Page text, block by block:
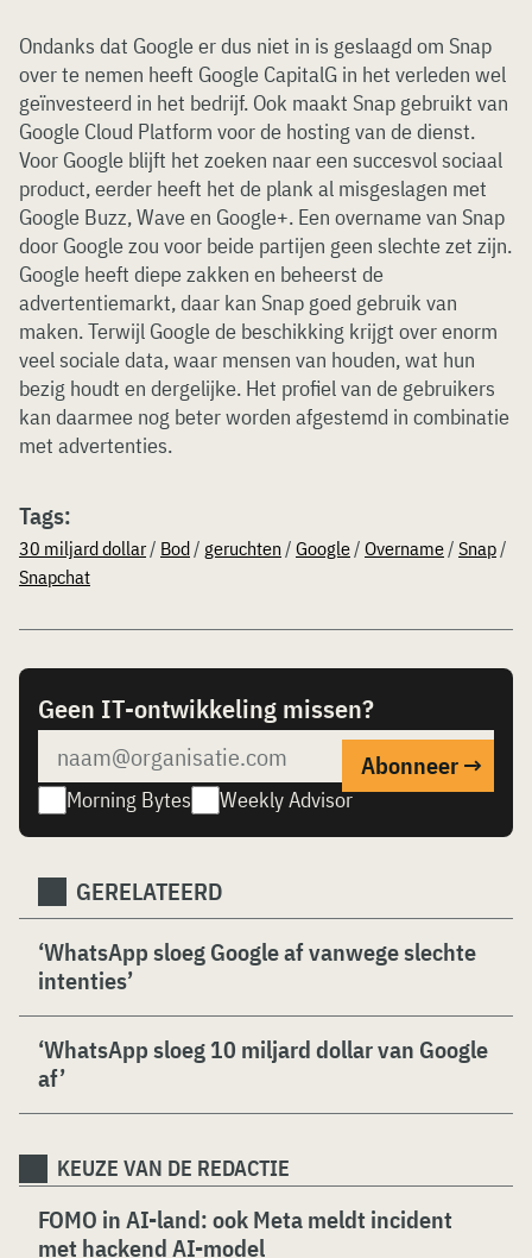
Ondanks dat Google er dus niet in is geslaagd om Snap
over te nemen heeft Google CapitalG in het verleden wel
geïnvesteerd in het bedrijf. Ook maakt Snap gebruikt van
Google Cloud Platform voor de hosting van de dienst.
Voor Google blijft het zoeken naar een succesvol sociaal
product, eerder heeft het de plank al misgeslagen met
Google Buzz, Wave en Google+. Een overname van Snap
door Google zou voor beide partijen geen slechte zet zijn.
Google heeft diepe zakken en beheerst de
advertentiemarkt, daar kan Snap goed gebruik van
maken. Terwijl Google de beschikking krijgt over enorm
veel sociale data, waar mensen van houden, wat hun
bezig houdt en dergelijke. Het profiel van de gebruikers
kan daarmee nog beter worden afgestemd in combinatie
met advertenties.
Tags:
30 miljard dollar/ Bod/ geruchten / Google/ Overname/ Snap/
Snapchat
Geen IT-ontwikkeling missen?
Morning Bytes Weekly Advisor
GERELATEERD
‘WhatsApp sloeg Google af vanwege slechte
intenties’
‘WhatsApp sloeg 10 miljard dollar van Google
af’
KEUZE VAN DE REDACTIE
FOMO in AI-land: ook Meta meldt incident
met hackend AI-model